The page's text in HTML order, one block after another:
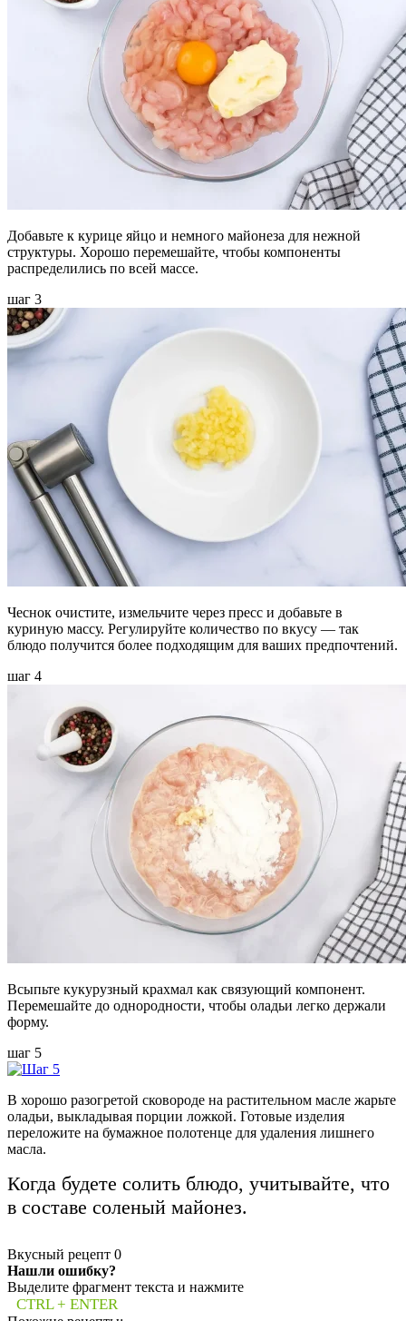
Добавьте к курице яйцо и немного майонеза для нежной
структуры. Хорошо перемешайте, чтобы компоненты
распределились по всей массе.
шаг 3
Чеснок очистите, измельчите через пресс и добавьте в
куриную массу. Регулируйте количество по вкусу — так
блюдо получится более подходящим для ваших предпочтений.
шаг 4
Всыпьте кукурузный крахмал как связующий компонент.
Перемешайте до однородности, чтобы оладьи легко держали
форму.
шаг 5
В хорошо разогретой сковороде на растительном масле жарьте
оладьи, выкладывая порции ложкой. Готовые изделия
переложите на бумажное полотенце для удаления лишнего
масла.
Когда будете солить блюдо, учитывайте, что
в составе соленый майонез.
Вкусный рецепт 0
Нашли ошибку?
Выделите фрагмент текста и нажмите
CTRL + ENTER